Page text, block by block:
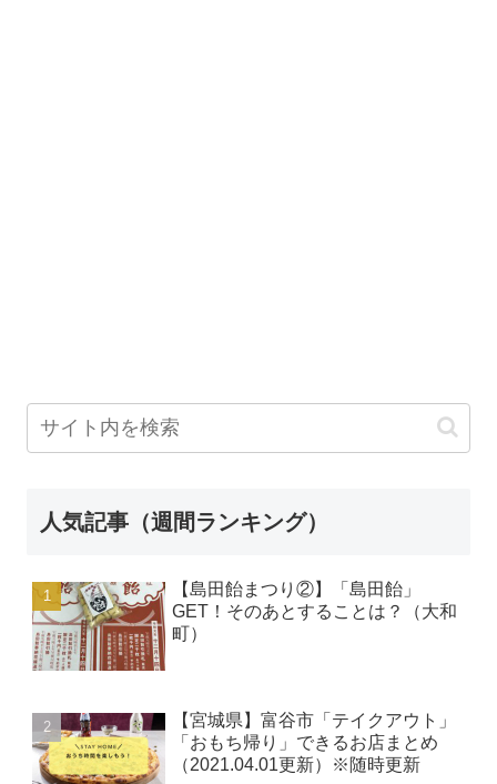
人気記事（週間ランキング）
【島田飴まつり②】「島田飴」
GET！そのあとすることは？（大和
町）
【宮城県】富谷市「テイクアウト」
「おもち帰り」できるお店まとめ
（2021.04.01更新）※随時更新